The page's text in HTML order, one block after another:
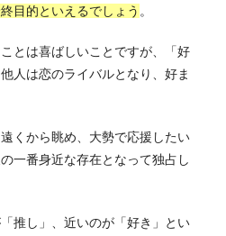
目的といえるでしょう 。
とは喜ばしいことですが、「好
人は恋のライバルとなり、好ま
くから眺め、大勢で応援したい
一番身近な存在となって独占し
推し」、近いのが「好き」とい